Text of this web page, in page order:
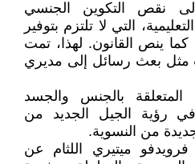
نقص التكوين الجنسي
التي لا تلتزم بتوفير
ينص القانون. لهذا، تمت
مثل بعث رسائل إلى مديري
المتعلقة بالجنس والجسد
رؤية الجيل الجديد من
من النسوية.
ميتيري اللثام عن